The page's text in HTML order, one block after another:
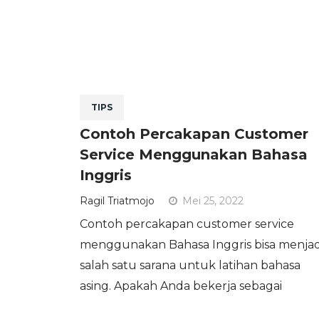
TIPS
Contoh Percakapan Customer
Service Menggunakan Bahasa
Inggris
Ragil Triatmojo Mei 25, 2022
Contoh percakapan customer service
menggunakan Bahasa Inggris bisa
salah satu sarana untuk latihan bahasa
asing. Apakah Anda bekerja sebagai